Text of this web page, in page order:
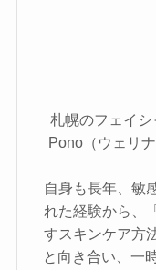
札幌のフェイ
Pono（ウェリ
自身も長年、敏
れた経験から、
すスキンケア方
と向き合い、一